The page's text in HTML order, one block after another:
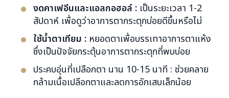
งดคาเฟอีนและแอลกอฮอล์ : เป็นระยะเวลา 1-2
สัปดาห์ เพื่อดูว่าอาการตากระตุกบ่อยดีขึ้นหรือไม่
ใช้น้ำตาเทียม : หยอดตาเพื่อบรรเทาอาการตาแห้ง
ซึ่งเป็นปัจจัยกระตุ้นอาการตากระตุกที่พบบ่อย
ประคบอุ่นที่เปลือกตา นาน 10-15 นาที : ช่วยคลาย
กล้ามเนื้อเปลือกตาและลดการอักเสบเล็กน้อย